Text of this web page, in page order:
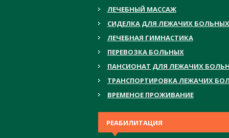
ЛЕЧЕБНЫЙ МАССАЖ
СИДЕЛКА ДЛЯ ЛЕЖАЧИХ БОЛЬНЫХ
ЛЕЧЕБНАЯ ГИМНАСТИКА
ПЕРЕВОЗКА БОЛЬНЫХ
ПАНСИОНАТ ДЛЯ ЛЕЖАЧИХ
ТРАНСПОРТИРОВКА ЛЕЖАЧИХ
ВРЕМЕНОЕ ПРОЖИВАНИЕ
РЕАБИЛИТАЦИЯ